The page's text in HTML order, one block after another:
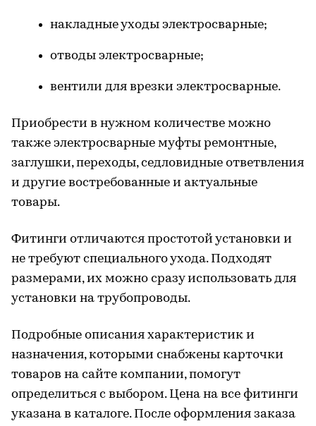
накладные уходы электросварные;
отводы электросварные;
вентили для врезки электросварные.
Приобрести в нужном количестве можно
также электросварные муфты ремонтные,
заглушки, переходы, седловидные ответвления
и другие востребованные и актуальные
товары.
Фитинги отличаются простотой установки и
не требуют специального ухода. Подходят
размерами, их можно сразу использовать для
установки на трубопроводы.
Подробные описания характеристик и
назначения, которыми снабжены карточки
товаров на сайте компании, помогут
определиться с выбором. Цена на все фитинги
указана в каталоге. После оформления заказа